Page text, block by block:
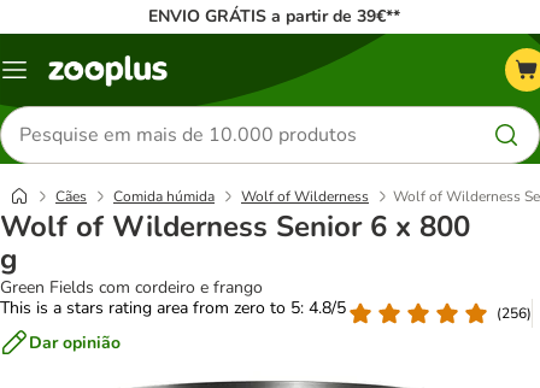
ENVIO GRÁTIS a partir de 39€**
Menu
Pesquisar
produtos
Cães Comida húmida Wolf of Wilderness Wolf of Wilderness
Wolf of Wilderness Senior 6 x 800
g
Green Fields com cordeiro e frango
This is a stars rating area from zero to 5: 4.8/5
(256)
Dar opinião